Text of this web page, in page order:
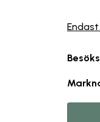
Landmärken
Byggnadstyper &